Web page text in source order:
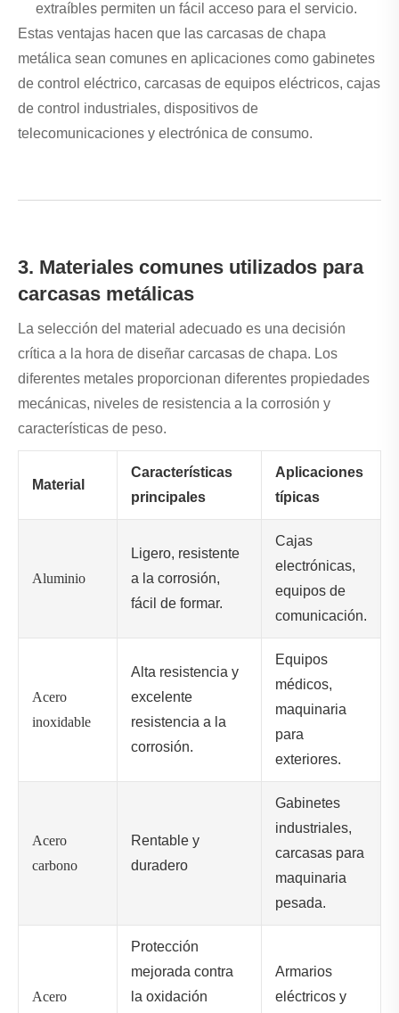
extraíbles permiten un fácil acceso para el servicio.
Estas ventajas hacen que las carcasas de chapa
metálica sean comunes en aplicaciones como gabinetes
de control eléctrico, carcasas de equipos eléctricos, cajas
de control industriales, dispositivos de
telecomunicaciones y electrónica de consumo.
3. Materiales comunes utilizados para
carcasas metálicas
La selección del material adecuado es una decisión
crítica a la hora de diseñar carcasas de chapa. Los
diferentes metales proporcionan diferentes propiedades
mecánicas, niveles de resistencia a la corrosión y
características de peso.
Material
Características
principales
Aplicaciones
típicas
Aluminio
Ligero, resistente
a la corrosión,
fácil de formar.
Cajas
electrónicas,
equipos de
comunicación.
Acero
inoxidable
Alta resistencia y
excelente
resistencia a la
corrosión.
Equipos
médicos,
maquinaria
para
exteriores.
Acero
carbono
Rentable y
duradero
Gabinetes
industriales,
carcasas para
maquinaria
pesada.
Acero
Protección
mejorada contra
la oxidación
Armarios
eléctricos y